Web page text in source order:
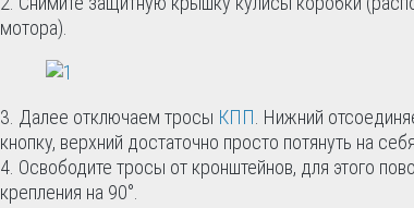
мотора).
Далее отключаем тросы КПП . Нижний
кнопку, верхний достаточно просто потянуть на себя.
Освободите тросы от кронштейнов, для этого
крепления на 90°.